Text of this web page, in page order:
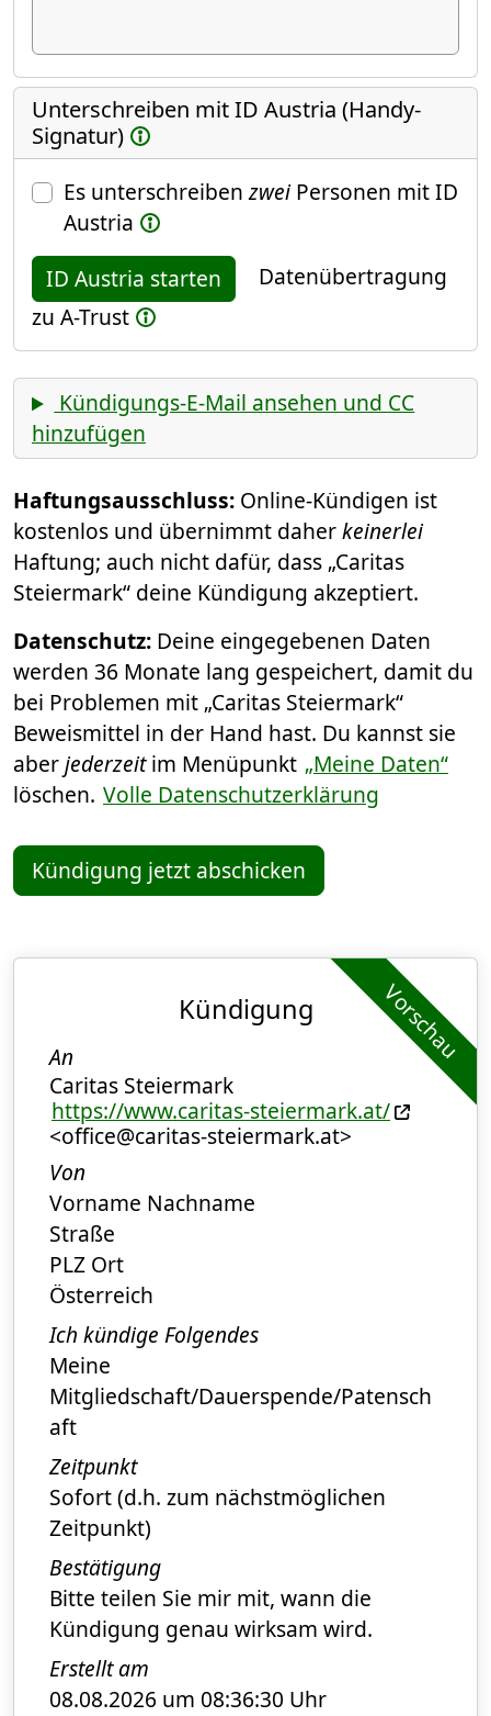
Unterschreiben mit ID Austria (Handy-
Signatur)
Es unterschreibenzweiPersonen mit ID
Austria
ID Austria starten
Datenübertragung
zu A-Trust
Kündigungs-E-Mail ansehen und CC
hinzufügen
Haftungsausschluss: Online-Kündigen ist
kostenlos und übernimmt daherkeinerlei
Haftung; auch nicht dafür, dass „Caritas
Steiermark“ deine Kündigung akzeptiert.
Datenschutz: Deine eingegebenen Daten
werden 36 Monate lang gespeichert, damit du
bei Problemen mit „Caritas Steiermark“
Beweismittel in der Hand hast. Du kannst sie
aberjederzeitim Menüpunkt „Meine Daten“
löschen. Volle Datenschutzerklärung
Kündigung jetzt abschicken
Vorschau
Kündigung
An
Caritas Steiermark
https://www.caritas-steiermark.at/
<office@caritas-steiermark.at>
Von
Vorname Nachname
Straße
PLZ Ort
Österreich
Ich kündige Folgendes
Meine
Mitgliedschaft/Dauerspende/Patensch
aft
Zeitpunkt
Sofort (d.h. zum nächstmöglichen
Zeitpunkt)
Bestätigung
Bitte teilen Sie mir mit, wann die
Kündigung genau wirksam wird.
Erstellt am
08.08.2026 um 08:36:30 Uhr